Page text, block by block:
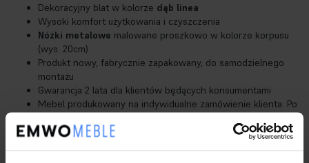
Dekoracyjny blat w kolorze dąb linea
Wysoki komfort użytkowania i czyszczenia
Nóżki metalowe malowane proszkowo w kolorze korpusu
(wys. 20cm)
Produkt nowy, fabrycznie zapakowany, do samodzielnego
montażu
Gwarancja 2 lata dla klientów będących konsumentami
Mebel produkowany na indywidualne zamówienie klienta. Po
zamówienia. Prosimy o przemyślane zakupy.